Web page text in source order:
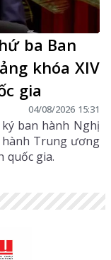
ba Ban
khóa XIV
gia
04/08/2026 15:31
ban hành Nghị
hành Trung ương
quốc gia.